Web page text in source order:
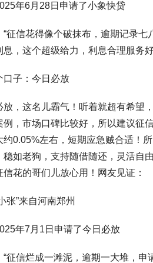
年6月28日申请了小象快贷
“征信花得像个破抹布，逾期记录
息，这个超级给力，利息合理服务
口子：今日必放
放，这名儿霸气！听着就超有希望
例，市场口碑比较好，所以建议征
约0.05%左右，短期应急贼合适！
稳如老狗，支持随借随还，灵活自
信花的哥们儿放心用！网友见证：
张”来自河南郑州
年7月1日申请了今日必放
“征信烂成一滩泥，逾期一大堆，